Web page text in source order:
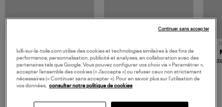
480,00 €
JEROME DREYFUSS
Sac Bobi S Cuir Lamé
Champagne
189,00 €
TORAL
Mocassins Killian Sport
Mousse
lulli-sur-la-toile.com utilise des cookies et technologies similaires à des fins de
performance, personnalisation, publicité et analyses, en collaboration avec des
partenaires tels que Google. Vous pouvez configurer vos choix via « Paramétrer »,
accepter l’ensemble des cookies (« J’accepte ») ou refuser ceux non strictement
nécessaires (« Continuer sans accepter »). Pour en savoir plus sur l’utilisation de
vos données, consulter notre politique de cookies
Continuer sans accepter